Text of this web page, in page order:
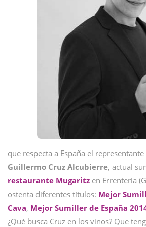
que respecta a España el
Guillermo Cruz Alcubierre, actual
restaurante Mugaritz en Errenteria
ostenta diferentes títulos: Mejor
Cava, Mejor Sumiller de España
¿Qué busca Cruz en los vinos? Que